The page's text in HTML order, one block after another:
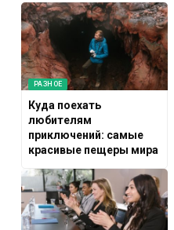
РАЗНОЕ
Куда поехать
любителям
приключений: самые
красивые пещеры мира